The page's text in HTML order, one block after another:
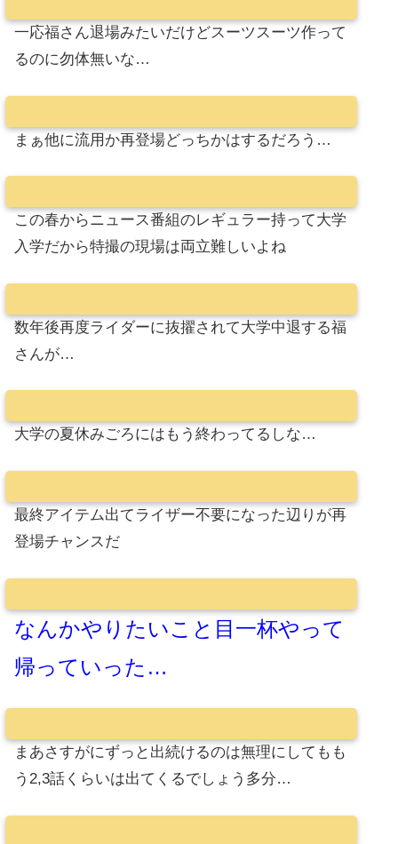
一応福さん退場みたいだけどスーツスーツ作って
るのに勿体無いな…
まぁ他に流用か再登場どっちかはするだろう…
この春からニュース番組のレギュラー持って大学
入学だから特撮の現場は両立難しいよね
数年後再度ライダーに抜擢されて大学中退する福
さんが…
大学の夏休みごろにはもう終わってるしな…
最終アイテム出てライザー不要になった辺りが再
登場チャンスだ
なんかやりたいこと目一杯やって
帰っていった…
まあさすがにずっと出続けるのは無理にしてもも
う2,3話くらいは出てくるでしょう多分…